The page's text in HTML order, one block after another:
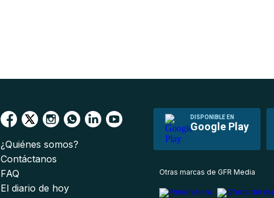
DISPONIBLE EN
Google Play
¿Quiénes somos?
Contáctanos
FAQ
El diario de hoy
Otras marcas de GFR Media